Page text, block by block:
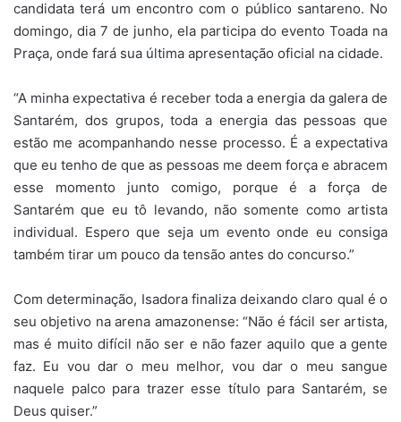
candidata terá um encontro com o público santareno. No
domingo, dia 7 de junho, ela participa do evento Toada na
Praça, onde fará sua última apresentação oficial na cidade.
“A minha expectativa é receber toda a energia da galera de
Santarém, dos grupos, toda a energia das pessoas que
estão me acompanhando nesse processo. É a expectativa
que eu tenho de que as pessoas me deem força e abracem
esse momento junto comigo, porque é a força de
Santarém que eu tô levando, não somente como artista
individual. Espero que seja um evento onde eu consiga
também tirar um pouco da tensão antes do concurso.”
Com determinação, Isadora finaliza deixando claro qual é o
seu objetivo na arena amazonense: “Não é fácil ser artista,
mas é muito difícil não ser e não fazer aquilo que a gente
faz. Eu vou dar o meu melhor, vou dar o meu sangue
naquele palco para trazer esse título para Santarém, se
Deus quiser.”